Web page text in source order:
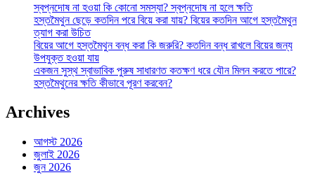
স্বপ্নদোষ না হওয়া কি কোনো সমস্যা? স্বপ্নদোষ না হলে ক্ষতি
হস্তমৈথুন ছেড়ে কতদিন পরে বিয়ে করা যায়? বিয়ের কতদিন আগে হস্তমৈথুন
ত্যাগ করা উচিত
বিয়ের আগে হস্তমৈথুন বন্ধ করা কি জরুরি? কতদিন বন্ধ রাখলে বিয়ের জন্য
উপযুক্ত হওয়া যায়
একজন সুস্থ স্বাভাবিক পুরুষ সাধারণত কতক্ষণ ধরে যৌন মিলন করতে পারে?
হস্তমৈথুনের ক্ষতি কীভাবে পূরণ করবেন?
Archives
আগস্ট 2026
জুলাই 2026
জুন 2026